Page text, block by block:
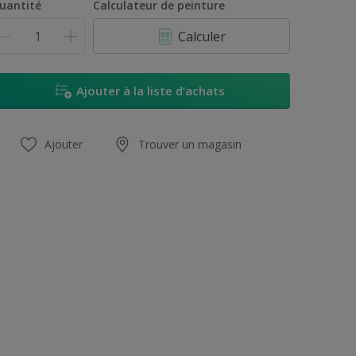
Calculateur de peinture
Calculer
Ajouter à la liste d’achats
Ajouter Trouver un magasin